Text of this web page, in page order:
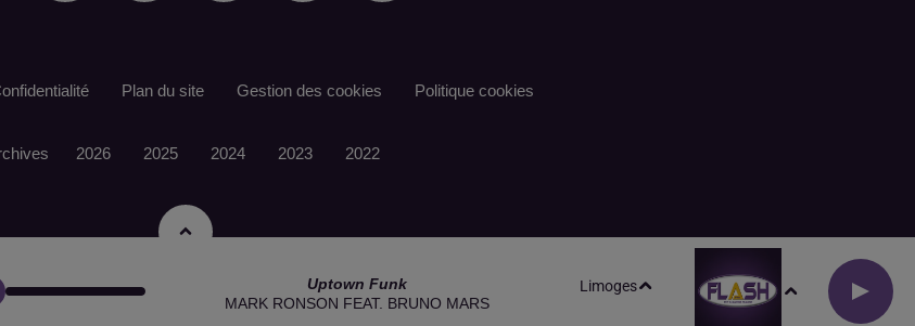
Uptown Funk
MARK RONSON FEAT. BRUNO MARS
Limoges
Plan du site Gestion des cookies Politique cookies
2026 2025 2024 2023 2022